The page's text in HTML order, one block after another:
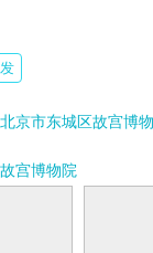
北京市东城区故宫博
故宫博物院